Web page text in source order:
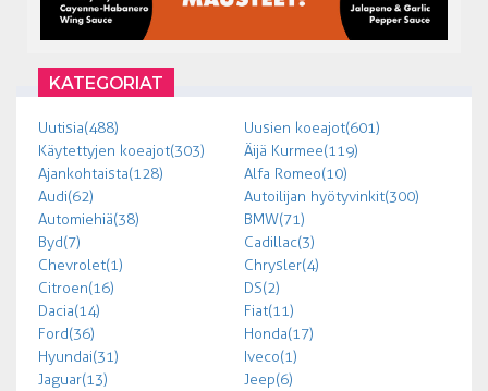
KATEGORIAT
Uutisia (488)
Uusien koeajot (601)
Käytettyjen koeajot (303)
Äijä Kurmee (119)
Ajankohtaista (128)
Alfa Romeo (10)
Audi (62)
Autoilijan hyötyvinkit (300)
Automiehiä (38)
BMW (71)
Byd (7)
Cadillac (3)
Chevrolet (1)
Chrysler (4)
Citroen (16)
DS (2)
Dacia (14)
Fiat (11)
Ford (36)
Honda (17)
Hyundai (31)
Iveco (1)
Jaguar (13)
Jeep (6)